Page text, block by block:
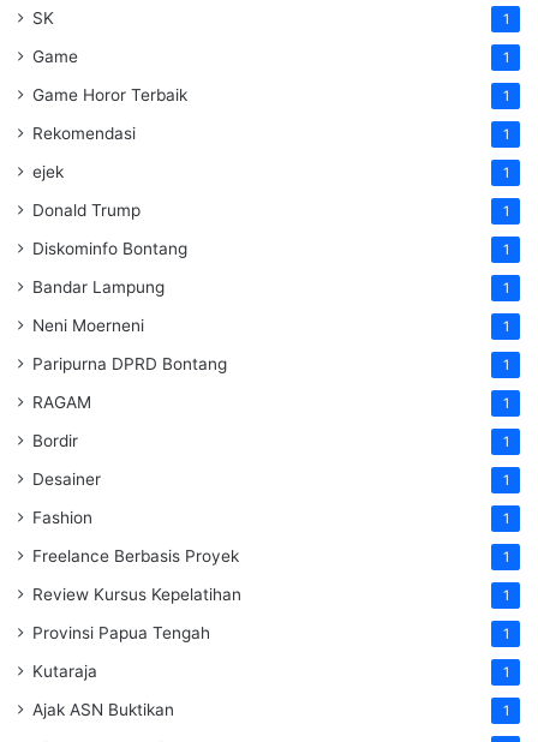
SK 1
Game 1
Game Horor Terbaik 1
Rekomendasi 1
ejek 1
Donald Trump 1
Diskominfo Bontang 1
Bandar Lampung 1
Neni Moerneni 1
Paripurna DPRD Bontang 1
RAGAM 1
Bordir 1
Desainer 1
Fashion 1
Freelance Berbasis Proyek 1
Review Kursus Kepelatihan 1
Provinsi Papua Tengah 1
Kutaraja 1
Ajak ASN Buktikan 1